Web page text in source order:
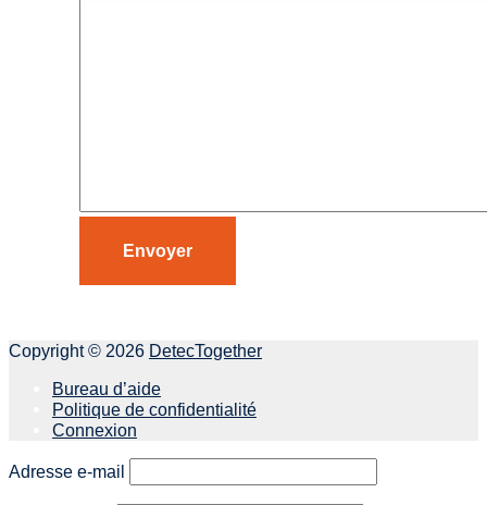
Copyright © 2026 DetecTogether
Bureau d’aide
Politique de confidentialité
Connexion
Adresse e-mail